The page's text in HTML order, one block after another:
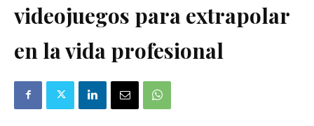
videojuegos para extrapolar
en la vida profesional